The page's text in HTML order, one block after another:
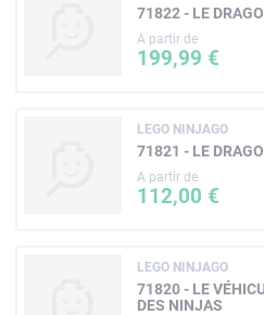
71822 - LE
A partir de
199,99 €
LEGO NINJAGO
71821 - LE
A partir de
112,00 €
LEGO NINJAGO
71820 - LE
DES NINJAS